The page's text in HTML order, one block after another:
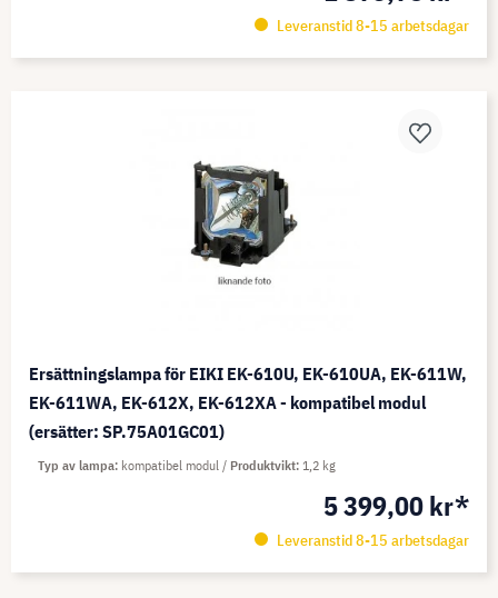
Leveranstid 8-15 arbetsdagar
Ersättningslampa för EIKI EK-610U, EK-610UA, EK-611W,
EK-611WA, EK-612X, EK-612XA - kompatibel modul
(ersätter: SP.75A01GC01)
5 399,00 kr*
Leveranstid 8-15 arbetsdagar
Typ av lampa kompatibel modul Produktvikt 1,2 kg